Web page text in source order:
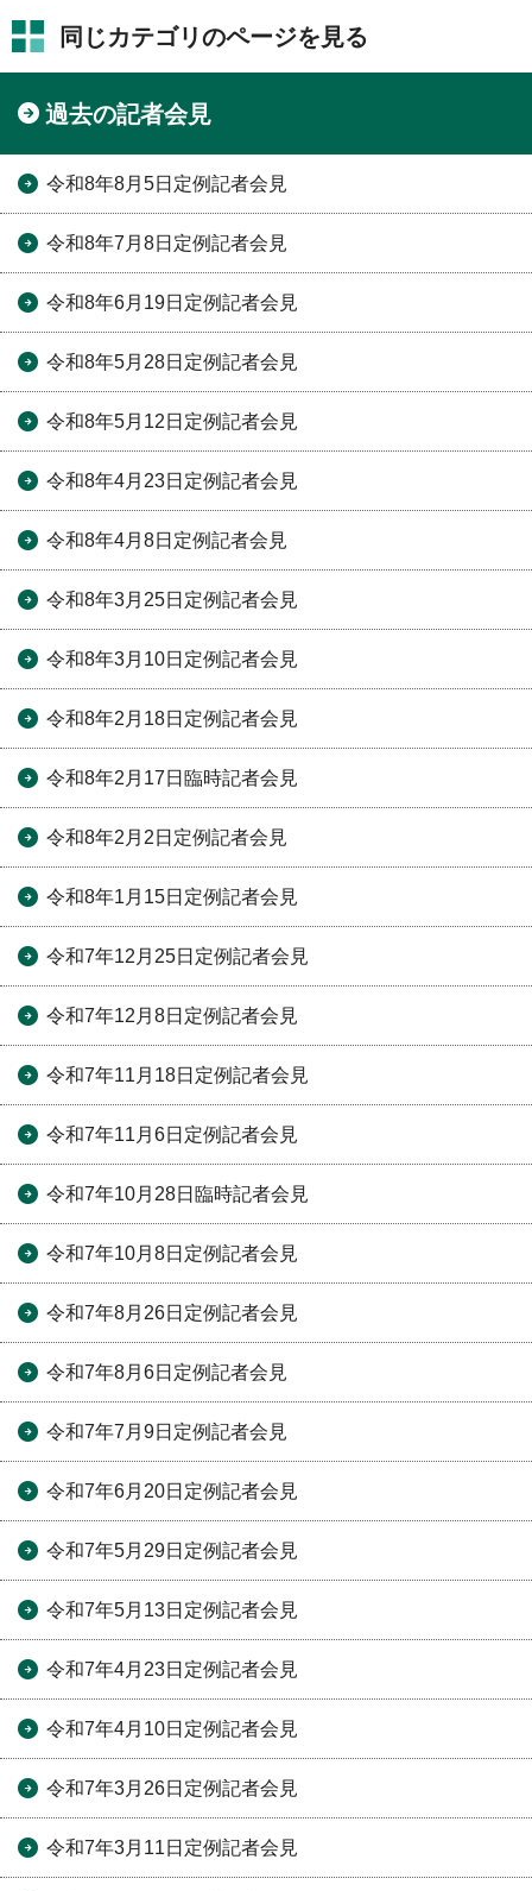
同じカテゴリのページを見る
過去の記者会見
令和8年8月5日定例記者会見
令和8年7月8日定例記者会見
令和8年6月19日定例記者会見
令和8年5月28日定例記者会見
令和8年5月12日定例記者会見
令和8年4月23日定例記者会見
令和8年4月8日定例記者会見
令和8年3月25日定例記者会見
令和8年3月10日定例記者会見
令和8年2月18日定例記者会見
令和8年2月17日臨時記者会見
令和8年2月2日定例記者会見
令和8年1月15日定例記者会見
令和7年12月25日定例記者会見
令和7年12月8日定例記者会見
令和7年11月18日定例記者会見
令和7年11月6日定例記者会見
令和7年10月28日臨時記者会見
令和7年10月8日定例記者会見
令和7年8月26日定例記者会見
令和7年8月6日定例記者会見
令和7年7月9日定例記者会見
令和7年6月20日定例記者会見
令和7年5月29日定例記者会見
令和7年5月13日定例記者会見
令和7年4月23日定例記者会見
令和7年4月10日定例記者会見
令和7年3月26日定例記者会見
令和7年3月11日定例記者会見